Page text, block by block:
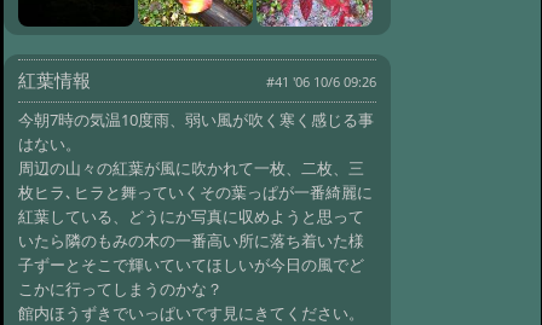
紅葉情報 #41 '06 10/6 09:26
今朝7時の気温10度雨、弱い風が吹く寒く感じる事
はない。
周辺の山々の紅葉が風に吹かれて一枚、二枚、三
枚ヒラ､ヒラと舞っていくその葉っぱが一番綺麗に
紅葉している、どうにか写真に収めようと思って
いたら隣のもみの木の一番高い所に落ち着いた様
子ずーとそこで輝いていてほしいが今日の風でど
こかに行ってしまうのかな？
館内ほうずきでいっぱいです見にきてください。